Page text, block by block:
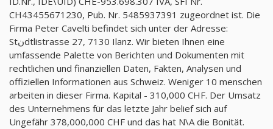
CH43455671230, Pub. Nr. 5485937391 zugeordnet ist. Die
Firma Peter Cavelti befindet sich unter der Adresse:
Stنdtlistrasse 27, 7130 Ilanz. Wir bieten Ihnen eine
umfassende Palette von Berichten und Dokumenten mit
rechtlichen und finanziellen Daten, Fakten, Analysen und
offiziellen Informationen aus Schweiz. Weniger 10 menschen
arbeiten in dieser Firma. Kapital - 310,000 CHF. Der Umsatz
des Unternehmens für das letzte Jahr belief sich auf
Ungefähr 378,000,000 CHF und das hat N\A die Bonität.